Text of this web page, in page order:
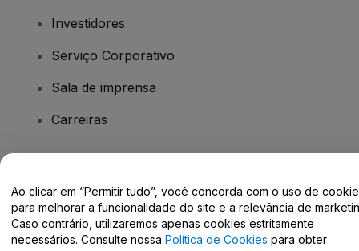
Investidores
Serviço Corporativo
Sala de imprensa
Carreiras
Centro de Ajuda / Fale Conosco
Ao clicar em “Permitir tudo”, você concorda com o uso de
para melhorar a funcionalidade do site e a relevância de
Caso contrário, utilizaremos apenas cookies estritamente
necessários. Consulte nossa Política de Cookies para obter